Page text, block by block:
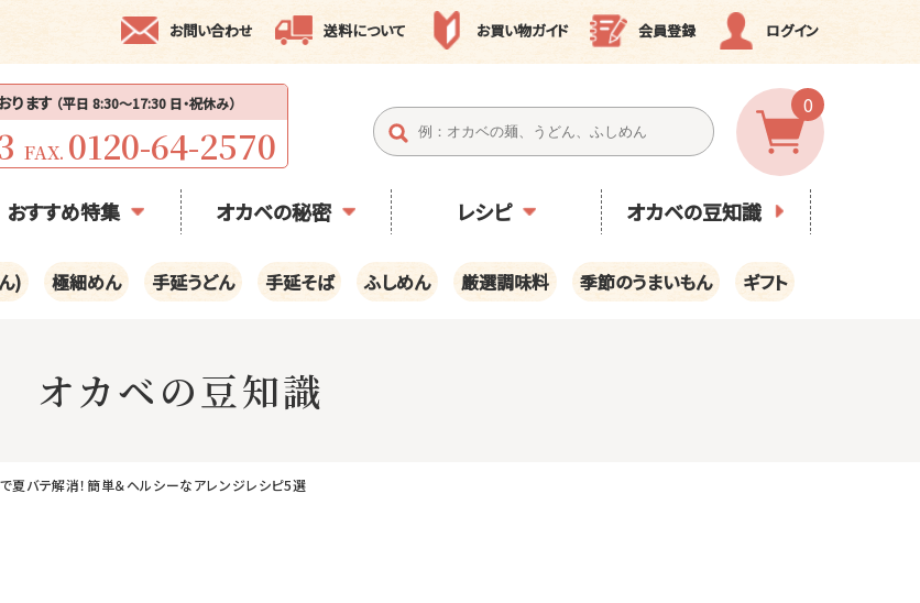
お問い合わせ 送料について お買い物ガイド 会員登録 ログイン
ります （平日 8:30〜17:30 日・祝休み）
FAX. 0120-64-2570
0
おすすめ特集 オカベの秘密 レシピ オカベの豆知識
) 極細めん 手延うどん 手延そば ふしめん 厳選調味料 季節のうまいもん ギフト
オカベの豆知識
夏バテ解消！簡単＆ヘルシーなアレンジレシピ5選